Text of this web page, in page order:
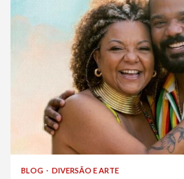
BLOG DIVERSÃO E ARTE